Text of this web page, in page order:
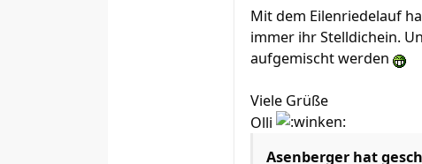
Mit dem Eilenriedelauf
immer ihr Stelldichein.
aufgemischt werden
Viele Grüße
Olli
Asenberger hat